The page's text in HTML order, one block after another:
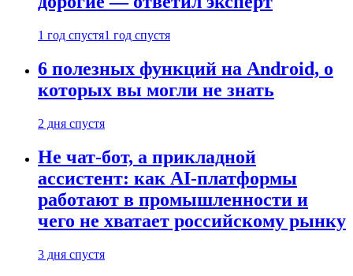
1 год спустя1 год спустя
6 полезных функций на Android, о
которых вы могли не знать
2 дня спустя
Не чат-бот, а прикладной
ассистент: как AI-платформы
работают в промышленности и
чего не хватает российскому рынку
3 дня спустя